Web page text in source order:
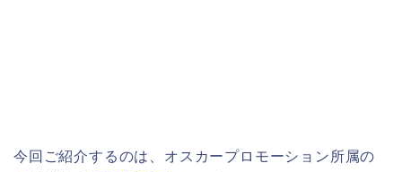
今回ご紹介するのは、オスカープロモーション所属の